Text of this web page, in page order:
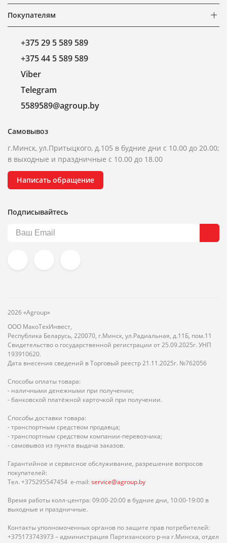
Покупателям
+375 29 5 589 589
+375 44 5 589 589
Viber
Telegram
5589589@agroup.by
Самовывоз
г.Минск, ул.Притыцкого, д.105 в будние дни с 10.00 до 20.00;
в выходные и праздничные с 10.00 до 18.00
Написать обращение
Подписывайтесь
2026 «Agroup»
ООО МакоТехИнвест,
Республика Беларусь, 220070, г.Минск, ул.Радиальная, д.11Б, пом.11
Свидетельство о государственной регистрации от 25.09.2025г. УНП
193910620.
Дата внесения сведений в Торговый реестр 21.11.2025г. №762056
Способы оплаты товара:
- наличными денежными при получении;
- банковской платёжной карточкой при получении.
Способы доставки товара:
- транспортным средством продавца;
- транспортным средством компании-перевозчика;
- самовывоз из пункта выдача заказов.
Гарантийное и сервисное обслуживание, разрешение вопросов
покупателей:
Тел. +375295547454 e-mail: service@agroup.by
Время работы колл-центра: 09:00-20:00 в будние дни, 10:00-19:00 в
выходные и праздничные.
Контакты уполномоченных органов по защите прав потребителей:
+375173743973 – администрация Партизанского р-на г.Минска, отдел